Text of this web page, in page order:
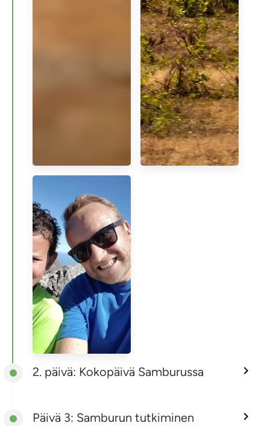
2. päivä: Kokopäivä Samburussa
Päivä 3: Samburun tutkiminen